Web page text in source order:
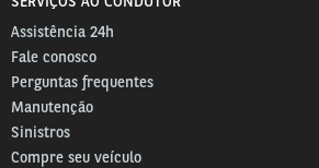
Assistência 24h
Fale conosco
Perguntas frequentes
Manutenção
Sinistros
Compre seu veículo